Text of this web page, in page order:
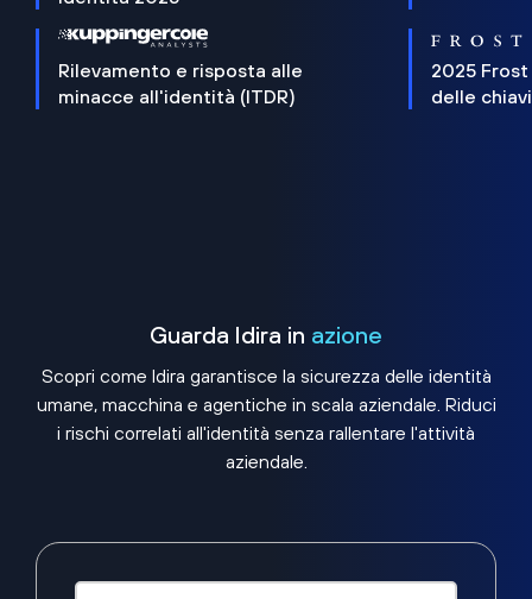
Rilevamento e risposta alle
minacce all'identità (ITDR)
2025 Frost
delle
Guarda Idira in azione
Scopri come Idira garantisce la sicurezza delle identità
umane, macchina e agentiche in scala aziendale. Riduci
i rischi correlati all'identità senza rallentare l'attività
aziendale.